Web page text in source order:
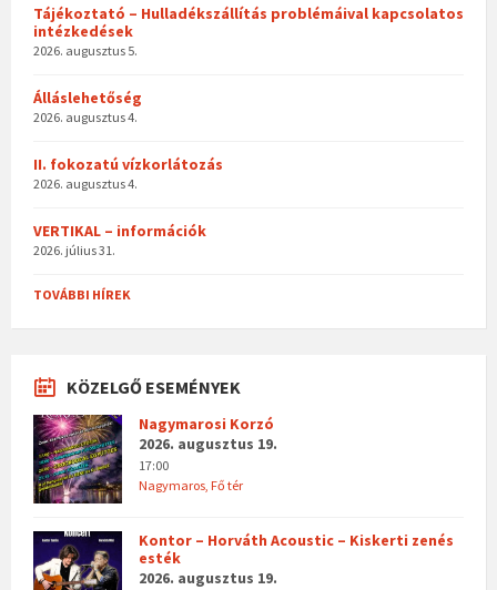
Tájékoztató – Hulladékszállítás problémáival kapcsolatos
intézkedések
2026. augusztus 5.
Álláslehetőség
2026. augusztus 4.
II. fokozatú vízkorlátozás
2026. augusztus 4.
VERTIKAL – információk
2026. július 31.
TOVÁBBI HÍREK
KÖZELGŐ ESEMÉNYEK
Nagymarosi Korzó
2026. augusztus 19.
17:00
Nagymaros, Fő tér
Kontor – Horváth Acoustic – Kiskerti zenés
esték
2026. augusztus 19.